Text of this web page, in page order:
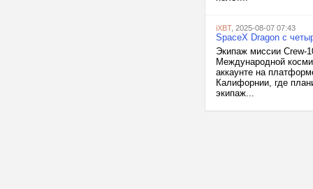
iXBT, 2025-08-07 07:43
SpaceX Dragon с
Экипаж миссии Crew-
Международной
аккаунте на
Калифорнии, где
экипаж...